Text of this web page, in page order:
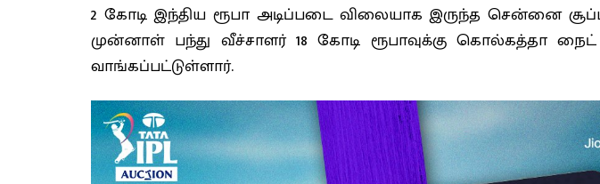
2 கோடி இந்திய ரூபா அடிப்படை விலையாக இருந்த சென்னை
முன்னாள் பந்து வீச்சாளர் 18 கோடி ரூபாவுக்கு கொல்கத்தா
வாங்கப்பட்டுள்ளார்.